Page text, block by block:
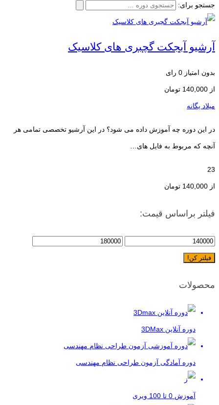
جستجو برای:
آرشیو آبجکت گچبری های کلاسیک
بدون امتیاز 0 رای
از 140,000 تومان
میلاد یگانه
در این دوره چه آموزش داده می شود؟ در این آرشیو تخصصی تمامی هر
آنچه که مربوط به فایل های…
23
از 140,000 تومان
فیلتر براساس قیمت:
فیلتر کن!
محصولات
دوره آنلاین 3DMax
دوره آمادگی آزمون طراحی نظام مهندسی
آموزش 0 تا 100 ویری